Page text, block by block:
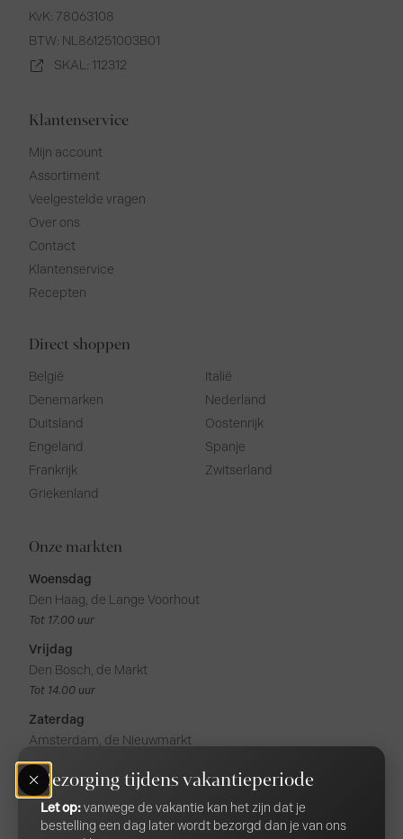
KvK: 78063108
BTW: NL861251003B01
SKAL: 112312
Klantenservice
Mijn account
Assortiment
Veelgestelde vragen
Over ons
Contact
Klantenservice
Recepten
Direct shoppen
België
Denemarken
Duitsland
Engeland
Frankrijk
Griekenland
Italië
Nederland
Oostenrijk
Spanje
Zwitserland
Onze markten
Woensdag
Den Haag, de Lange Voorhout
Tot 17.00 uur
Vrijdag
Den Bosch, de Markt
Tot 14.00 uur
Zaterdag
Amsterdam, de Nieuwmarkt
Tot 17.00 uur
Amsterdam, de Noordermarkt
Tot 17.00 uur
Bezorging tijdens vakantieperiode
Let op:vanwege de vakantie kan het zijn dat je
bestelling een dag later wordt bezorgd dan je van ons